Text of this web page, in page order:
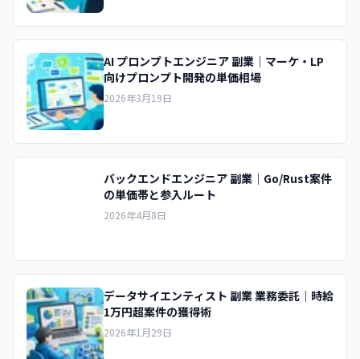
AI プロンプトエンジニア 副業｜マーケ・LP
向けプロンプト開発の単価相場
2026年3月19日
バックエンドエンジニア 副業｜Go/Rust案件
の単価帯と参入ルート
2026年4月8日
データサイエンティスト 副業 業務委託｜時給
1万円超案件の獲得術
2026年1月29日